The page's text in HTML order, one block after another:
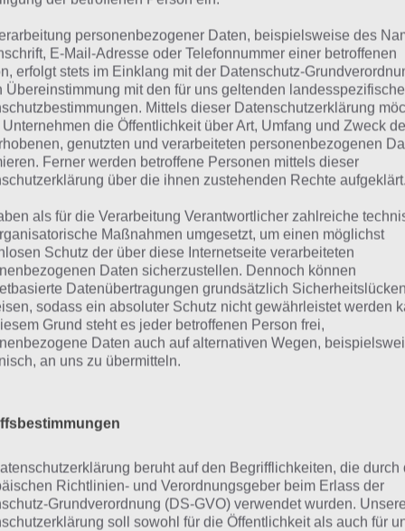
Felder sähen um sie später ernten zu können und
Bösewicht Gargamel zu verstecken. Das lustige an
dass du durch sogenannte Mini Games / Mini
eingreifen und dir damit die lästige Wartezeit
kannst. Dadurch bekommst du neues Gold, neue
Schlümpfen das Dorf verschönern und nach
tolle an der Spiele App Das Schlumpfdorf ist, dass man
Zudem kann man sich natürlich auch in Smurfs
verbinden, wodurch man Vorteile im Spiel genießt.
Schlumpfdorf Tipps
gibt es anfangs viele viele Menüs und
das Tutorial (also die Spieleanleitung)
wenn du von Papa Schlumpf alleine gelassen
Tipps und Tricks zu Seite gestellt.
personenbezogener Daten, beispielsweise des
E-Mail-Adresse oder Telefonnummer einer betroffenen
erfolgt stets im Einklang mit der Datenschutz-
Übereinstimmung mit den für uns geltenden
Mittels dieser Datenschutzerklärung
die Öffentlichkeit über Art, Umfang und Zweck
genutzten und verarbeiteten personenbezogenen
Ferner werden betroffene Personen mittels dieser
über die ihnen zustehenden Rechte
als für die Verarbeitung Verantwortlicher zahlreiche
Maßnahmen umgesetzt, um einen möglichst
Schutz der über diese Internetseite verarbeiteten
Daten sicherzustellen. Dennoch können
Datenübertragungen grundsätzlich
sodass ein absoluter Schutz nicht gewährleistet werden
Grund steht es jeder betroffenen Person frei,
Daten auch auf alternativen Wegen,
an uns zu übermitteln.
beruht auf den Begrifflichkeiten, die durch
Richtlinien- und Verordnungsgeber beim Erlass der
Grundverordnung (DS-GVO) verwendet wurden.
soll sowohl für die Öffentlichkeit als auch für